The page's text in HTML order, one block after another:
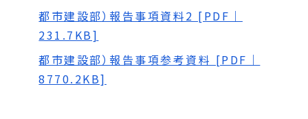
都市建設部）報告事項資料2 [PDF｜
231.7KB]
都市建設部）報告事項参考資料 [PDF｜
8770.2KB]